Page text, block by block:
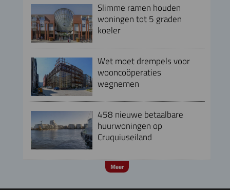
Slimme ramen houden
woningen tot 5 graden
koeler
Wet moet drempels voor
wooncoöperaties
wegnemen
458 nieuwe betaalbare
huurwoningen op
Cruquiuseiland
Meer